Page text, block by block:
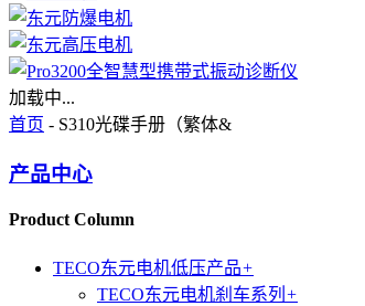
加载中...
首页 - S310光碟手册（繁体&
产品中心
Product Column
TECO东元电机低压产品+
TECO东元电机刹车系列 +